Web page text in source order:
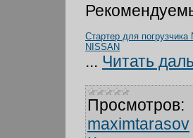
Стартер для погрузчика
NISSAN
... Читать
Просмотров:
maximtarasov